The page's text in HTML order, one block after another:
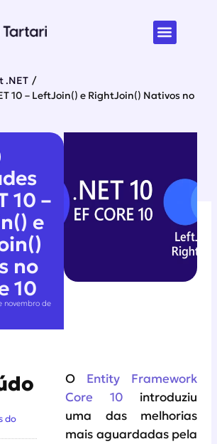
.NET /
10 – LeftJoin() e RightJoin() Nativos no
10 –
e
no
10
novembro de
do
O Entity Framework
Core 10 introduziu
uma das melhorias
mais aguardadas pela